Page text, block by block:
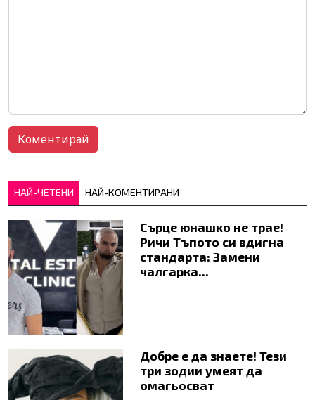
НАЙ-ЧЕТЕНИ НАЙ-КОМЕНТИРАНИ
Сърце юнашко не трае!
Ричи Тъпото си вдигна
стандарта: Замени
чалгарка...
Добре е да знаете! Тези
три зодии умеят да
омагьосват